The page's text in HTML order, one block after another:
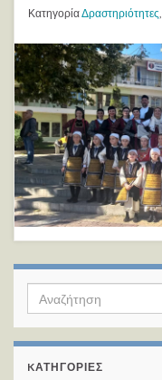
ΚατηγορίαΔραστηριότητες,
Search for:
KΑΤΗΓΟΡΊΕΣ